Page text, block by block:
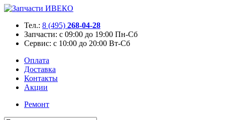
Тел.: 8 (495) 268-04-28
Запчасти: с 09:00 до 19:00 Пн-Сб
Сервис: с 10:00 до 20:00 Вт-Сб
Оплата
Доставка
Контакты
Акции
Ремонт